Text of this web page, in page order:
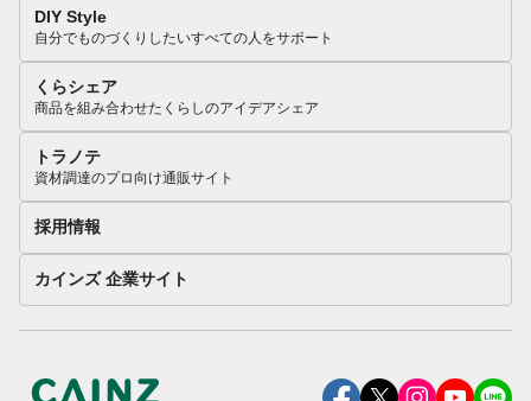
DIY Style
自分でものづくりしたいすべての人をサポート
くらシェア
商品を組み合わせたくらしのアイデアシェア
トラノテ
資材調達のプロ向け通販サイト
採用情報
カインズ 企業サイト